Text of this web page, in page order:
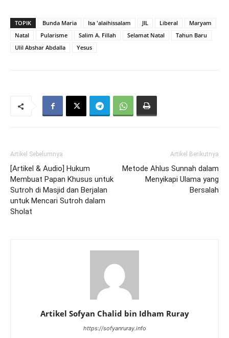
TOPIK Bunda Maria Isa 'alaihissalam JIL Liberal
Maryam
Natal
Pularisme Salim A. Fillah Selamat Natal
Tahun Baru
Ulil Abshar Abdalla
Yesus
Artikel Sebelumnya
[Artikel & Audio] Hukum
Membuat Papan Khusus untuk
Sutroh di Masjid dan Berjalan
untuk Mencari Sutroh dalam
Sholat
Artikel Berikutnya
Metode Ahlus Sunnah dalam
Menyikapi Ulama yang
Bersalah
Artikel Sofyan Chalid bin Idham Ruray
https://sofyanruray.info